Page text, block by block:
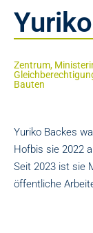
Zentrum,
Bauten
Yuriko Backes
Hofbis sie 2022
Seit 2023 ist sie
öffentliche